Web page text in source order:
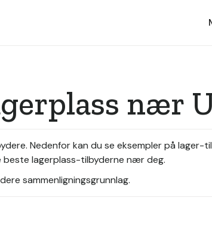
nær
Nedenfor kan du se eksempler på lager-
lagerplass-tilbyderne nær deg.
sammenligningsgrunnlag.